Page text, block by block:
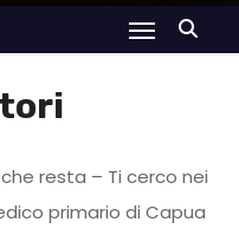
che resta – Ti cerco nei
primario di Capua